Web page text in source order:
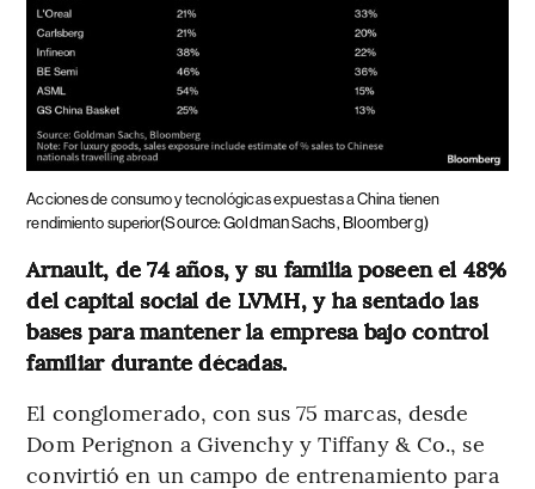
Acciones de consumo y tecnológicas expuestas a China tienen
rendimiento superior(Source: Goldman Sachs, Bloomberg)
Arnault, de 74 años, y su familia poseen el 48%
del capital social de LVMH, y ha sentado las
bases para mantener la empresa bajo control
familiar durante décadas.
El conglomerado, con sus 75 marcas, desde
Dom Perignon a Givenchy y Tiffany & Co., se
convirtió en un campo de entrenamiento para